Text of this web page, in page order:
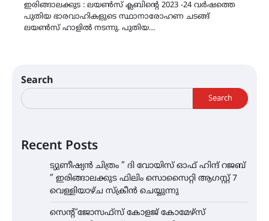
ഇരിങ്ങാലക്കുട : ലയൺസ് ക്ലബിന്‍റെ 2023 -24 വർഷത്തെ
പുതിയ ഭാരവാഹികളുടെ സ്ഥാനാരോഹണ ചടങ്ങ്
ലയൺസ് ഹാളിൽ നടന്നു. പുതിയ…
Search
Search
Recent Posts
ട്യുണീഷ്യൻ ചിത്രം ” ദി വോയിസ് ഓഫ് ഹിന്ദ് റജബ്
” ഇരിങ്ങാലക്കുട ഫിലിം സൊസൈറ്റി ആഗസ്റ്റ് 7
വെള്ളിയാഴ്ച സ്‌ക്രീൻ ചെയ്യുന്നു
സെന്റ് ജോസഫ്സ് കോളജ് കോമേഴ്‌സ്